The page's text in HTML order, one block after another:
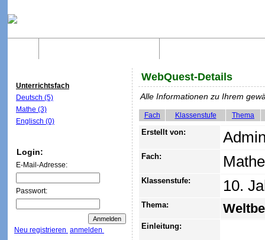
Unterrichtsfach
Deutsch (5)
Mathe (3)
Englisch (0)
Login:
E-Mail-Adresse:
Passwort:
Neu registrieren anmelden
WebQuest-Details
Alle Informationen zu Ihrem
Fach Klassenstufe Thema
Erstellt von:
Fach: Mathe
Klassenstufe: 10.
Thema:
Einleitung: